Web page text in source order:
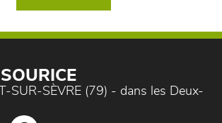
SUR-SÈVRE (79) - dans les Deux-